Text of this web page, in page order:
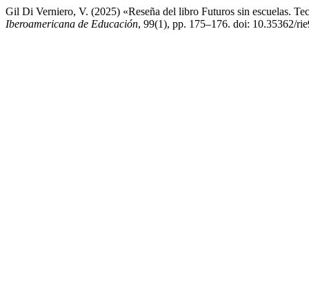
Gil Di Verniero, V. (2025) «Reseña del libro Futuros sin escuelas.
Iberoamericana de Educación, 99(1), pp. 175–176. doi: 10.35362/